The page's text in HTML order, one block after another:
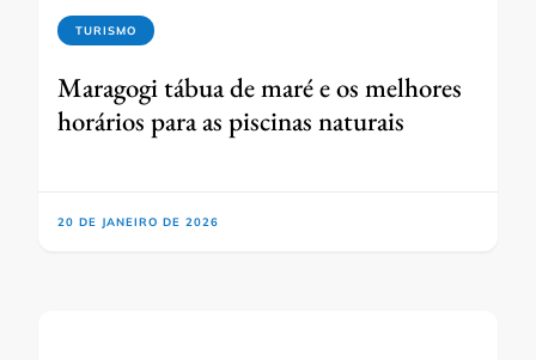
TURISMO
Maragogi tábua de maré e os melhores
horários para as piscinas naturais
20 DE JANEIRO DE 2026